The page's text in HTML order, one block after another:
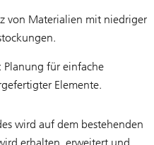
von Materialien mit niedriger
Planung für einfache
Elemente.
wird auf dem bestehenden